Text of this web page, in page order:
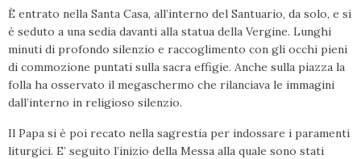
È entrato nella Santa Casa, all’interno del Santuario, da solo, e si
è seduto a una sedia davanti alla statua della Vergine. Lunghi
minuti di profondo silenzio e raccoglimento con gli occhi pieni
di commozione puntati sulla sacra effigie. Anche sulla piazza la
folla ha osservato il megaschermo che rilanciava le immagini
dall’interno in religioso silenzio.
Il Papa si è poi recato nella sagrestia per indossare i paramenti
liturgici. E’ seguito l’inizio della Messa alla quale sono stati